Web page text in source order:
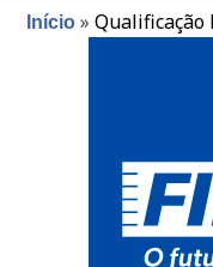
Início »Qualificação